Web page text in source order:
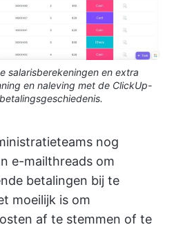
salarisberekeningen en extra
en naleving met de ClickUp-
nog
e-mailthreads om
betalingen bij te
moeilijk is om
af te stemmen of te